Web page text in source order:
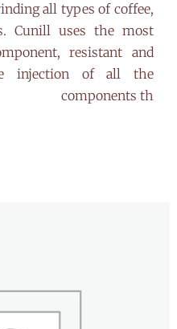
all types of coffee,
Cunill uses the most
resistant and
injection of all the
components th